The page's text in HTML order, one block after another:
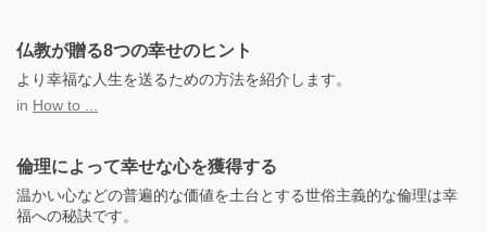
仏教が贈る8つの幸せのヒント
より幸福な人生を送るための方法を紹介します。
in How to ...
倫理によって幸せな心を獲得する
温かい心などの普遍的な価値を土台とする世俗主義的な倫理は幸
福への秘訣です。